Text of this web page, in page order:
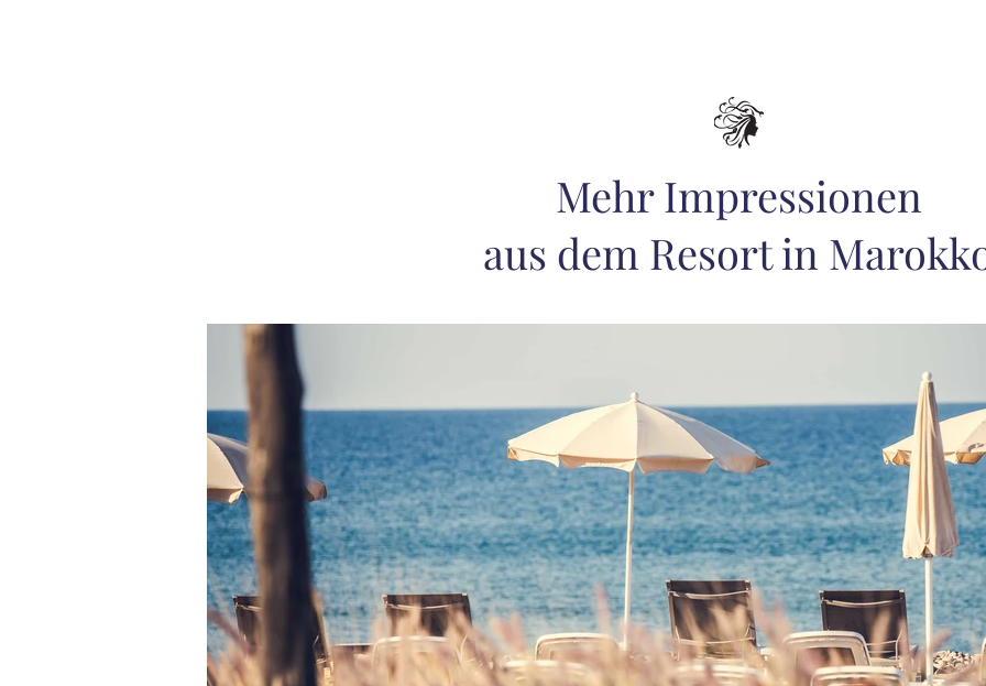
Mehr Impressionen
aus dem Resort in